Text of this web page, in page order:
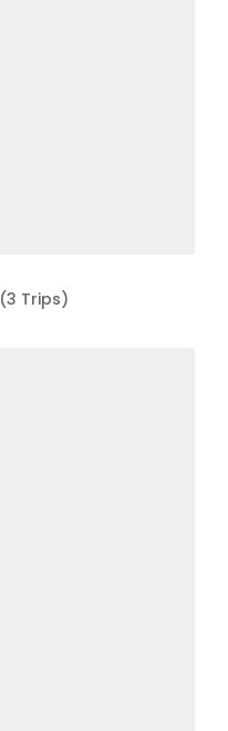
(3 Trips)